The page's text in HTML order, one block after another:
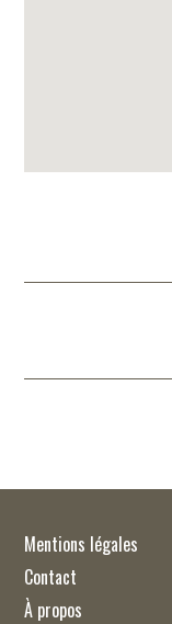
Mentions légales
Contact
À propos